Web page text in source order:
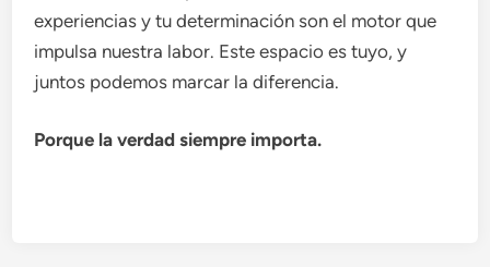
experiencias y tu determinación son el motor que
impulsa nuestra labor. Este espacio es tuyo, y
juntos podemos marcar la diferencia.
Porque la verdad siempre importa.